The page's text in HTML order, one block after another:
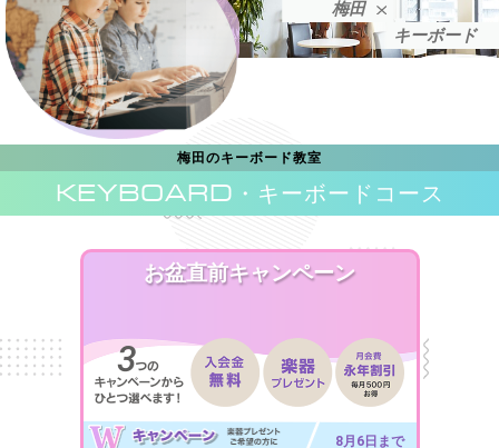
梅田
キーボード
梅田のキーボード教室
KEYBOARD ・キーボードコース
お盆直前キャンペーン
8月6日まで